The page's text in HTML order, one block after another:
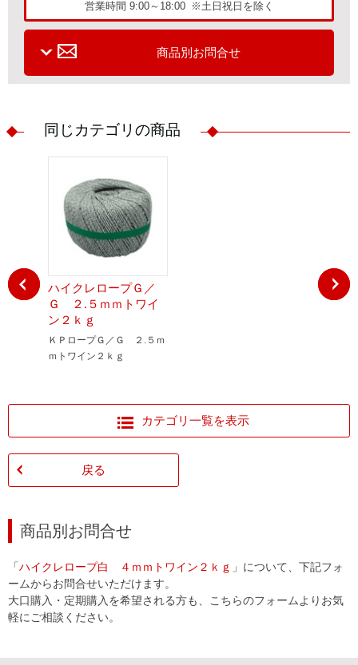
営業時間 9:00～18:00 ※土日祝日を除く
商品別お問合せ
同じカテゴリの商品
ハイクレロープＧ／
Ｇ ２.５ｍｍトワイ
ン２ｋｇ
ＫＰロープＧ／Ｇ ２.５ｍ
ｍトワイン２ｋｇ
ハイク
Ｇ ３
戻る
カテゴリ一覧を表示
商品別お問合せ
「ハイクレロープ白 ４ｍｍトワイン２ｋｇ 」について、下記フォ
ームからお問合せいただけます。
大口購入・定期購入を希望される方も、こちらのフォームよりお気
軽にご相談ください。